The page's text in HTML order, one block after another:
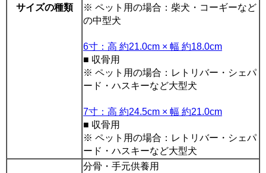
サイズの種類
※ ペット用の場合：柴犬・コーギーなど
の中型犬
6寸：高 約21.0cm × 幅 約18.0cm
■ 収骨用
※ ペット用の場合：レトリバー・シェパ
ード・ハスキーなど大型犬
7寸：高 約24.5cm × 幅 約21.0cm
■ 収骨用
※ ペット用の場合：レトリバー・シェパ
ード・ハスキーなど大型犬
分骨・手元供養用